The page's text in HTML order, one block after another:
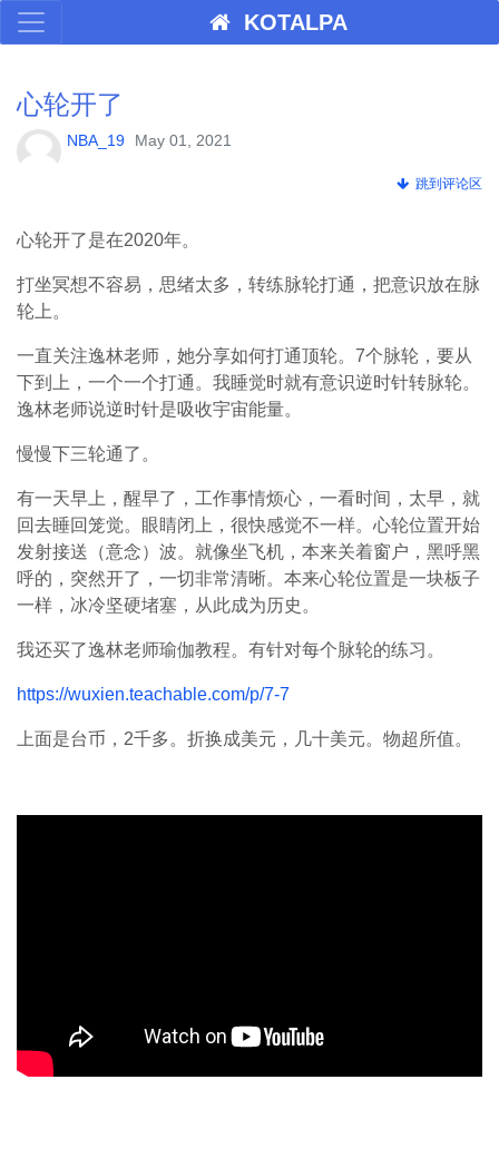
KOTALPA
心轮开了
NBA_19 May 01, 2021
跳到评论区
心轮开了是在2020年。
打坐冥想不容易，思绪太多，转练脉轮打通，把意识放在脉
轮上。
一直关注逸林老师，她分享如何打通顶轮。7个脉轮，要从
下到上，一个一个打通。我睡觉时就有意识逆时针转脉轮。
逸林老师说逆时针是吸收宇宙能量。
慢慢下三轮通了。
有一天早上，醒早了，工作事情烦心，一看时间，太早，就
回去睡回笼觉。眼睛闭上，很快感觉不一样。心轮位置开始
发射接送（意念）波。就像坐飞机，本来关着窗户，黑呼黑
呼的，突然开了，一切非常清晰。本来心轮位置是一块板子
一样，冰冷坚硬堵塞，从此成为历史。
我还买了逸林老师瑜伽教程。有针对每个脉轮的练习。
https://wuxien.teachable.com/p/7-7
上面是台币，2千多。折换成美元，几十美元。物超所值。